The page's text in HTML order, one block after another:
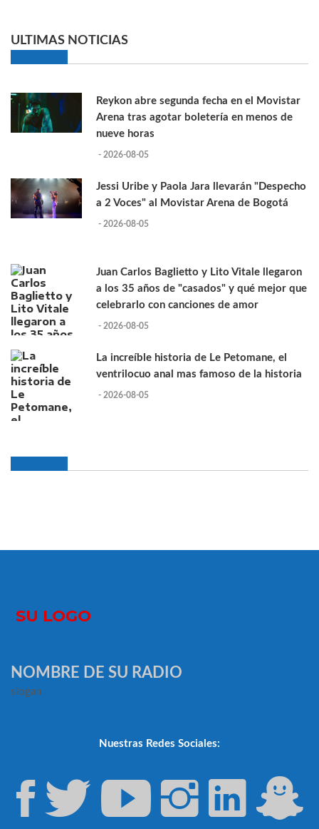
ULTIMAS NOTICIAS
Reykon abre segunda fecha en el Movistar
Arena tras agotar boletería en menos de
nueve horas
- 2026-08-05
Jessi Uribe y Paola Jara llevarán "Despecho
a 2 Voces" al Movistar Arena de Bogotá
- 2026-08-05
Juan Carlos Baglietto y Lito Vitale llegaron
a los 35 años de "casados" y qué mejor que
celebrarlo con canciones de amor
- 2026-08-05
La increíble historia de Le Petomane, el
ventrilocuo anal mas famoso de la historia
- 2026-08-05
NOMBRE DE SU RADIO
slogan
Nuestras Redes Sociales: